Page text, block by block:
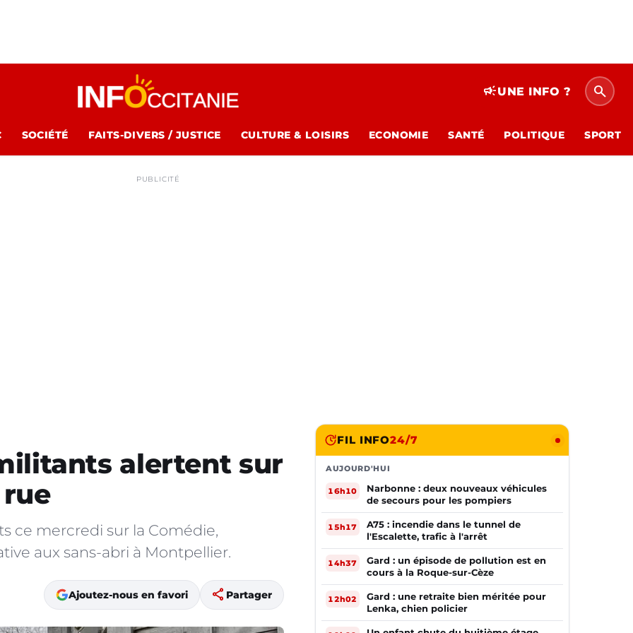
campaignUNE INFO ? search
SOCIÉTÉ FAITS-DIVERS / JUSTICE CULTURE & LOISIRS ECONOMIE SANTÉ POLITIQUE SPORT
PUBLICITÉ
alertent sur
ce mercredi sur la Comédie,
aux sans-abri à Montpellier.
Ajoutez-nous en favori share Partager
FIL INFO24/7
AUJOURD'HUI
16h10
Narbonne : deux nouveaux véhicules
de secours pour les pompiers
15h17
A75 : incendie dans le tunnel de
l'Escalette, trafic à l'arrêt
14h37
Gard : un épisode de pollution est en
cours à la Roque-sur-Cèze
12h02
Gard : une retraite bien méritée pour
Lenka, chien policier